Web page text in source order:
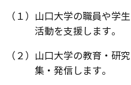
（１）山口大学の職員や学
活動を支援します。
（２）山口大学の教育・研
集・発信します。